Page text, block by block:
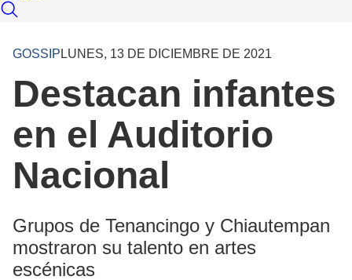
GOSSIP LUNES, 13 DE DICIEMBRE DE 2021
Destacan infantes
en el Auditorio
Nacional
Grupos de Tenancingo y Chiautempan
mostraron su talento en artes
escénicas